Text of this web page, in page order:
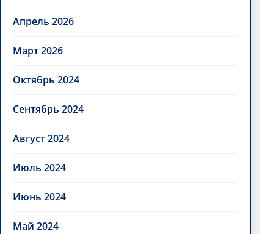
Апрель 2026
Март 2026
Октябрь 2024
Сентябрь 2024
Август 2024
Июль 2024
Июнь 2024
Май 2024